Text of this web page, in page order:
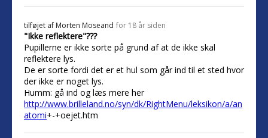
tilføjet af Morten Moseand for 18 år siden
"Ikke reflektere"???
Pupillerne er ikke sorte på grund af at de ikke skal
reflektere lys.
De er sorte fordi det er et hul som går ind til et sted hvor
der ikke er noget lys.
Humm: gå ind og læs mere her
http://www.brilleland.no/syn/dk/RightMenu/leksikon/a/an
atomi+-+oejet.htm